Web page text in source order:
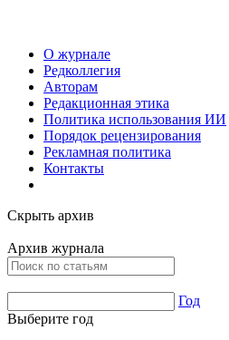
О журнале
Редколлегия
Авторам
Редакционная этика
Политика использования ИИ
Порядок рецензирования
Рекламная политика
Контакты
Скрыть архив
Архив журнала
Год
Выберите год